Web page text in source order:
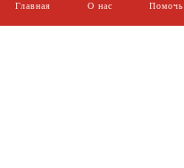
Главная О нас Помочь